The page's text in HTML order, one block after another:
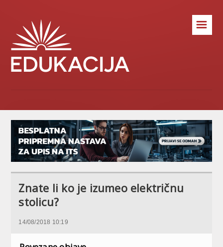
☰
Znate li ko je izumeo električnu
stolicu?
14/08/2018 10:19